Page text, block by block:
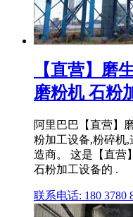
【直营】磨
磨粉机 石粉
阿里巴巴【直营】
粉加工设备,粉碎机,
造商。 这是【直营
石粉加工设备的 .
联系电话: 180 3780